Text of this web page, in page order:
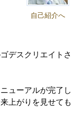
自己紹介へ
デスクリエイトさ
ューアルが完了し
上がりを見せても